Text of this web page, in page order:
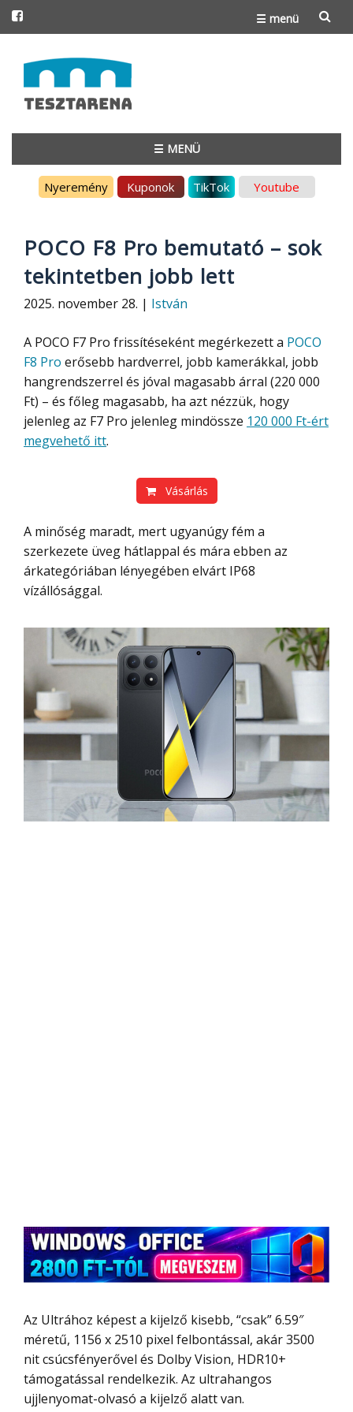
☰ menü
to
content
☰ MENÜ
Nyeremény Kuponok TikTok Youtube
POCO F8 Pro bemutató – sok
tekintetben jobb lett
2025. november 28. | István
A POCO F7 Pro frissítéseként megérkezett a POCO
F8 Pro erősebb hardverrel, jobb kamerákkal, jobb
hangrendszerrel és jóval magasabb árral (220 000
Ft) – és főleg magasabb, ha azt nézzük, hogy
jelenleg az F7 Pro jelenleg mindössze 120 000 Ft-ért
megvehető itt.
Vásárlás
A minőség maradt, mert ugyanúgy fém a
szerkezete üveg hátlappal és mára ebben az
árkategóriában lényegében elvárt IP68
vízállósággal.
Az Ultrához képest a kijelző kisebb, “csak” 6.59″
méretű, 1156 x 2510 pixel felbontással, akár 3500
nit csúcsfényerővel és Dolby Vision, HDR10+
támogatással rendelkezik. Az ultrahangos
ujjlenyomat-olvasó a kijelző alatt van.